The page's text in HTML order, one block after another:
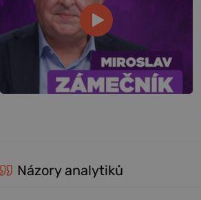
Názory analytiků